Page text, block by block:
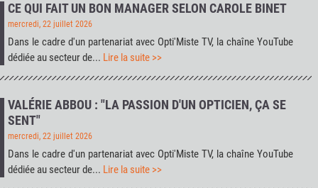
CE QUI FAIT UN BON MANAGER SELON CAROLE BINET
mercredi, 22 juillet 2026
Dans le cadre d'un partenariat avec Opti'Miste TV, la chaîne YouTube
dédiée au secteur de... Lire la suite >>
VALÉRIE ABBOU : "LA PASSION D'UN OPTICIEN, ÇA SE
SENT"
mercredi, 22 juillet 2026
Dans le cadre d'un partenariat avec Opti'Miste TV, la chaîne YouTube
dédiée au secteur de... Lire la suite >>